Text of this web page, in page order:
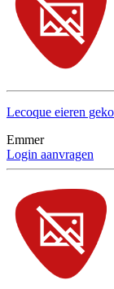
Lecoque eieren
Emmer
Login aanvragen